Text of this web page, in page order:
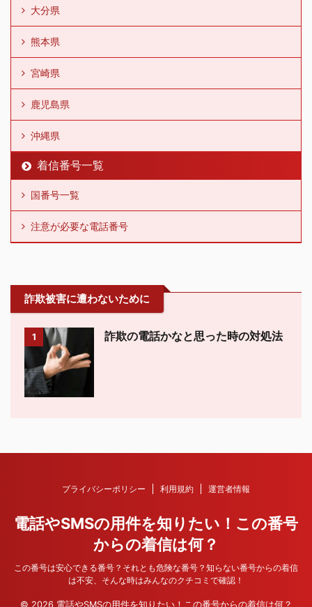
大分県
熊本県
宮崎県
鹿児島県
沖縄県
着信番号一覧
国番号一覧
注意が必要な電話番号
詐欺被害に遭わないために
1 詐欺の電話かなと思った時の対処法
プライバシーポリシー 利用規約 運営者情報
電話やSMSの用件を知りたい！この番号
からの着信は何？
この番号は安心できる番号？それとも危険な番号？知らない番号からの着信
は不安、そんな時はみんなのクチコミで確認！
© 2026 電話やSMSの用件を知りたい！この番号からの着信は何？